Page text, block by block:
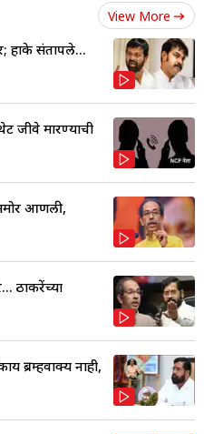
View More
हाके संतापले...
जीवे मारण्याची
आणली,
ठाकरेंच्या
ब्रम्हवाक्य नाही,